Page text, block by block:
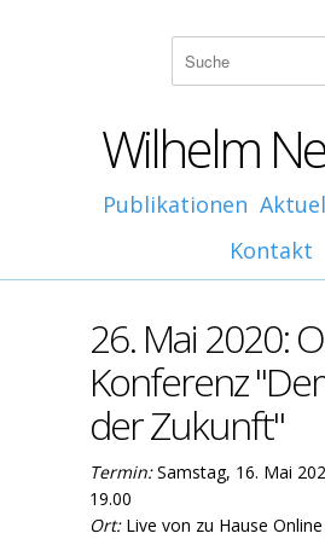
Wilhelm
Publikationen
Kontakt
26. Mai 2020:
Konferenz
der Zukunft"
Termin:Samstag, 16. Mai
19.00
Ort:Live von zu Hause